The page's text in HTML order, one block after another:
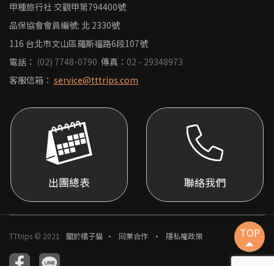
甲種旅行社 交觀甲第794400號
品保協會會員編號: 北 2330號
116 台北市文山區羅斯福路6段107號
電話： (02) 7748-0790 傳真： 02 - 29348973
客服信箱： service@tttrips.com
出團總表 聯絡我們
TTtrips © 2021 關於橘子貓 同業合作 隱私權政策 TOP